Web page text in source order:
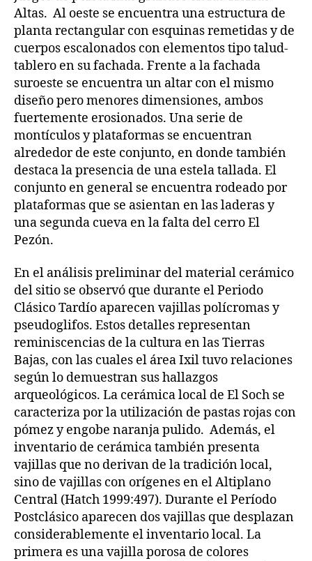
Altas. Al oeste se encuentra una estructura de
planta rectangular con esquinas remetidas y de
cuerpos escalonados con elementos tipo talud-
tablero en su fachada. Frente a la fachada
suroeste se encuentra un altar con el mismo
diseño pero menores dimensiones, ambos
fuertemente erosionados. Una serie de
montículos y plataformas se encuentran
alrededor de este conjunto, en donde también
destaca la presencia de una estela tallada. El
conjunto en general se encuentra rodeado por
plataformas que se asientan en las laderas y
una segunda cueva en la falta del cerro El
Pezón.
En el análisis preliminar del material cerámico
del sitio se observó que durante el Periodo
Clásico Tardío aparecen vajillas polícromas y
pseudoglifos. Estos detalles representan
reminiscencias de la cultura en las Tierras
Bajas, con las cuales el área Ixil tuvo relaciones
según lo demuestran sus hallazgos
arqueológicos. La cerámica local de El Soch se
caracteriza por la utilización de pastas rojas con
pómez y engobe naranja pulido. Además, el
inventario de cerámica también presenta
vajillas que no derivan de la tradición local,
sino de vajillas con orígenes en el Altiplano
Central (Hatch 1999:497). Durante el Período
Postclásico aparecen dos vajillas que desplazan
considerablemente el inventario local. La
primera es una vajilla porosa de colores